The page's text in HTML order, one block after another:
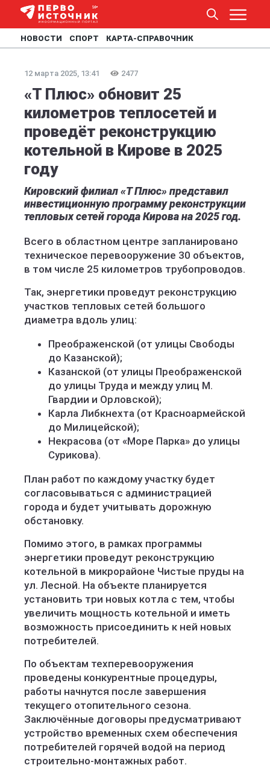
НОВОСТИ СПОРТ КАРТА-СПРАВОЧНИК
12 марта 2025, 13:41 2477
«Т Плюс» обновит 25
километров теплосетей и
проведёт реконструкцию
котельной в Кирове в 2025
году
Кировский филиал «Т Плюс» представил
инвестиционную программу реконструкции
тепловых сетей города Кирова на 2025 год.
Всего в областном центре запланировано
техническое перевооружение 30 объектов,
в том числе 25 километров трубопроводов.
Так, энергетики проведут реконструкцию
участков тепловых сетей большого
диаметра вдоль улиц:
Преображенской (от улицы Свободы
до Казанской);
Казанской (от улицы Преображенской
до улицы Труда и между улиц М.
Гвардии и Орловской);
Карла Либкнехта (от Красноармейской
до Милицейской);
Некрасова (от «Море Парка» до улицы
Сурикова).
План работ по каждому участку будет
согласовываться с администрацией
города и будет учитывать дорожную
обстановку.
Помимо этого, в рамках программы
энергетики проведут реконструкцию
котельной в микрорайоне Чистые пруды на
ул. Лесной. На объекте планируется
установить три новых котла с тем, чтобы
увеличить мощность котельной и иметь
возможность присоединить к ней новых
потребителей.
По объектам техперевооружения
проведены конкурентные процедуры,
работы начнутся после завершения
текущего отопительного сезона.
Заключённые договоры предусматривают
устройство временных схем обеспечения
потребителей горячей водой на период
строительно-монтажных работ.